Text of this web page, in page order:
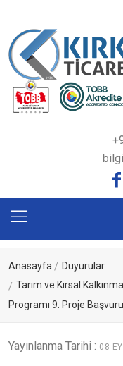
Anasayfa
Duyurular
Tarım ve Kırsal
Programı 9. Proje Başvuru
Yayınlanma Tarihi : 08